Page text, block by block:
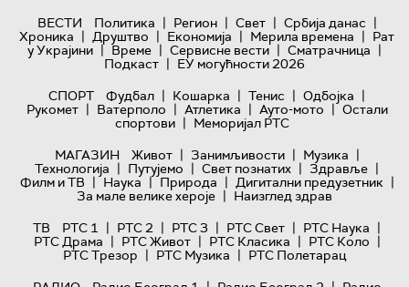
ВЕСТИ Политика | Регион | Свет | Србија данас |
Хроника | Друштво | Економија | Мерила времена | Рат
у Украјини | Време | Сервисне вести | Сматрачница |
Подкаст | ЕУ могућности 2026
СПОРТ
Фудбал | Кошарка | Тенис | Одбојка |
Рукомет | Ватерполо | Атлетика | Ауто-мото | Остали
спортови | Меморијал РТС
МАГАЗИН
Живот | Занимљивости | Музика |
Технологијa | Путујемо | Свет познатих | Здравље |
Филм и ТВ | Наука | Природа | Дигитални предузетник |
За мале велике хероје | Наизглед здрав
ТВ
РТС 1 | РТС 2 | РТС 3 | РТС Свет | РТС Наука |
РТС Драма | РТС Живот | РТС Класика | РТС Коло |
РТС Трезор | РТС Музика | РТС Полетарац